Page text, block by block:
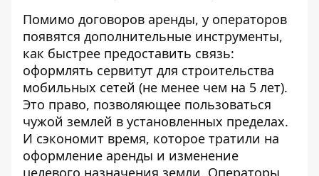
Помимо договоров аренды, у операторов
появятся дополнительные инструменты,
как быстрее предоставить связь:
оформлять сервитут для строительства
мобильных сетей (не менее чем на 5 лет).
Это право, позволяющее пользоваться
чужой землей в установленных пределах.
И сэкономит время, которое тратили на
оформление аренды и изменение
целевого назначения земли. Операторы